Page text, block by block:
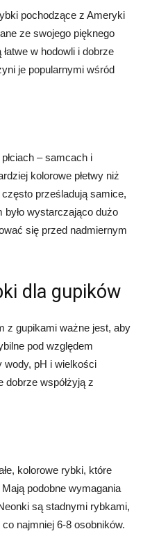
pochodzące z Ameryki
ze swojego pięknego
łatwe w hodowli i dobrze
je popularnymi wśród
– samcach i
kolorowe płetwy niż
prześladują samice,
wystarczająco dużo
się przed nadmiernym
dla gupików
z gupikami ważne jest, aby
pod względem
pH i wielkości
dobrze współżyją z
kolorowe rybki, które
podobne wymagania
są stadnymi rybkami,
najmniej 6-8 osobników.